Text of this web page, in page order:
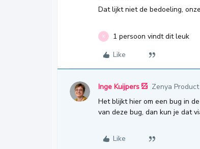
Dat lijkt niet de bedoeling,
K
1 persoon vindt dit leuk
Like
Inge Kuijpers Zenya
Het blijkt hier om een bug in
van deze bug, dan kun je dat
Like